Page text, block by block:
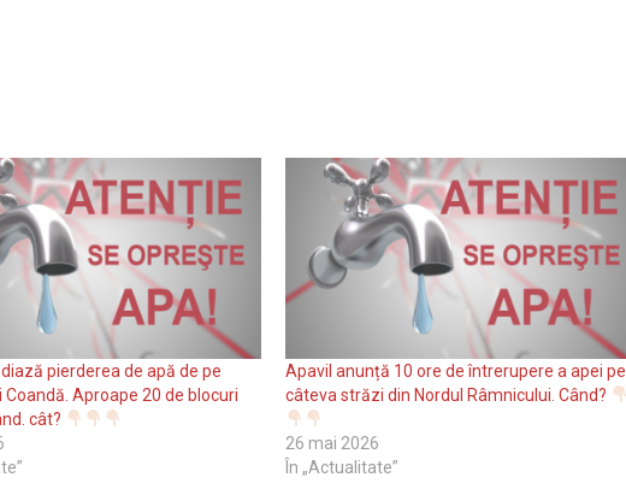
pierderea de apă de pe
Coandă. Aproape 20 de blocuri
cât?
Apavil anunță 10 ore de întrerupere a apei pe
câteva străzi din Nordul Râmnicului. Când?
26 mai 2026
În „Actualitate”